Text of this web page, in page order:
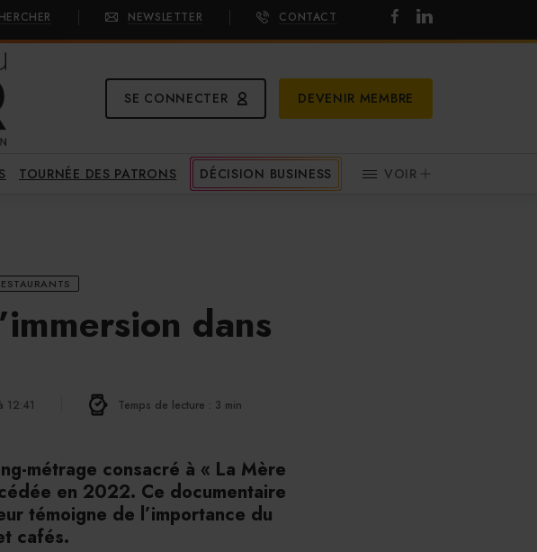
NEWSLETTER CONTACT
SE CONNECTER DEVENIR MEMBRE
TOURNÉE DES PATRONS DÉCISION BUSINESS VOIR
dans
12:41 Temps de lecture : 3 min
métrage consacré à « La Mère
en 2022. Ce documentaire
témoigne de l’importance du
cafés.